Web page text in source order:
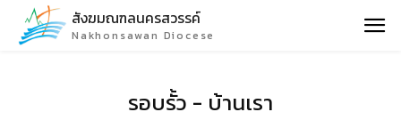
สังฆมณฑลนครสวรรค์
Nakhonsawan Diocese
รอบรั้ว - บ้านเรา